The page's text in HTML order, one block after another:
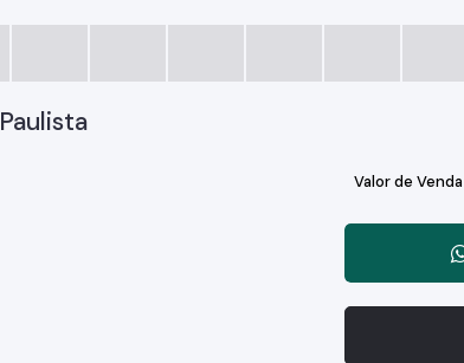
Valor de Venda